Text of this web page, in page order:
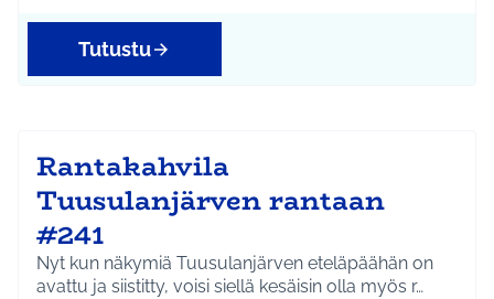
Tutustu
Rantakahvila
Tuusulanjärven rantaan
#241
Nyt kun näkymiä Tuusulanjärven eteläpäähän on
avattu ja siistitty, voisi siellä kesäisin olla myös r…